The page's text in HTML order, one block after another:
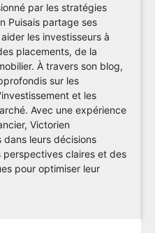
par les stratégies
Puisais partage ses
les investisseurs à
placements, de la
À travers son blog,
sur les
et les
Avec une expérience
Victorien
leurs décisions
claires et des
pour optimiser leur